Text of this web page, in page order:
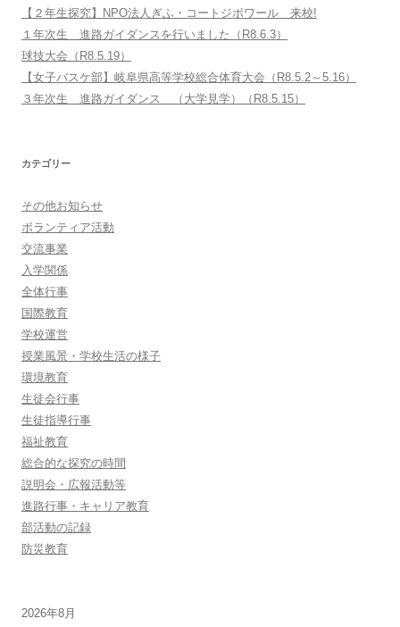
【２年生探究】NPO法人ぎふ・コートジボワール 来校!
１年次生 進路ガイダンスを行いました（R8.6.3）
球技大会（R8.5.19）
【女子バスケ部】岐阜県高等学校総合体育大会（R8.5.2～5.16）
３年次生 進路ガイダンス （大学見学）（R8.5.15）
カテゴリー
その他お知らせ
ボランティア活動
交流事業
入学関係
全体行事
国際教育
学校運営
授業風景・学校生活の様子
環境教育
生徒会行事
生徒指導行事
福祉教育
総合的な探究の時間
説明会・広報活動等
進路行事・キャリア教育
部活動の記録
防災教育
2026年8月